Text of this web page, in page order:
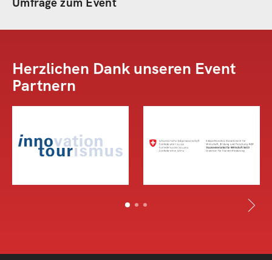
Herzlichen Dank unseren Event
Partnern